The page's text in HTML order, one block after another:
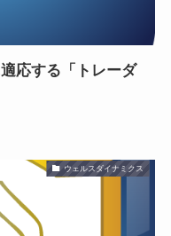
応する「トレーダ
ウェルスダイナミクス